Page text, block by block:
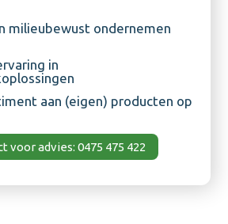
milieubewust ondernemen
in
aan (eigen) producten op
voor advies: 0475 475 422